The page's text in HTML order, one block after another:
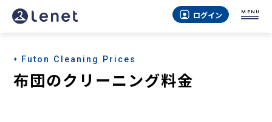
ログイン MENU
Futon Cleaning Prices
布団のクリーニング料金